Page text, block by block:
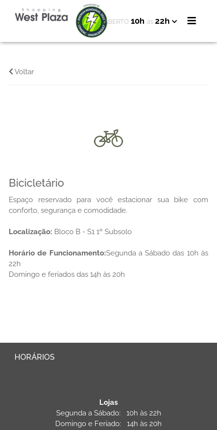
ABERTO 10h às 22h
Voltar
Bicicletário
Espaço reservado para você estacionar sua bike com
conforto, segurança e comodidade.
Localização: Bloco B - S1 1º Subsolo
Horário de Funcionamento:Segunda a Sábado das 10h às
22h
Domingo e feriados das 14h às 20h
HORÁRIOS
Lojas
Segunda a Sábado: 10h às 22h
Domingo e Feriado: 14h às 20h